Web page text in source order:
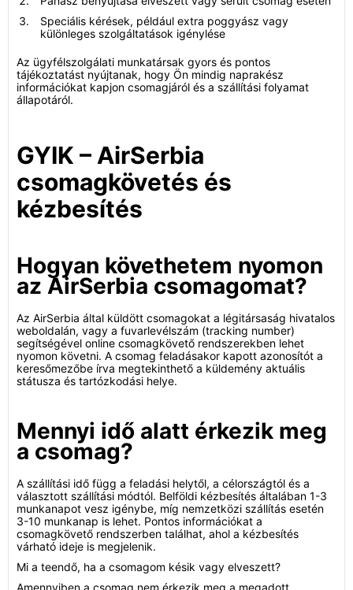
Speciális kérések, például extra poggyász vagy
különleges szolgáltatások igénylése
Az ügyfélszolgálati munkatársak gyors és pontos
tájékoztatást nyújtanak, hogy Ön mindig naprakész
információkat kapjon csomagjáról és a szállítási folyamat
állapotáról.
GYIK – AirSerbia
csomagkövetés és
kézbesítés
Hogyan követhetem nyomon
az AirSerbia csomagomat?
Az AirSerbia által küldött csomagokat a légitársaság hivatalos
weboldalán, vagy a fuvarlevélszám (tracking number)
segítségével online csomagkövető rendszerekben lehet
nyomon követni. A csomag feladásakor kapott azonosítót a
keresőmezőbe írva megtekinthető a küldemény aktuális
státusza és tartózkodási helye.
Mennyi idő alatt érkezik meg
a csomag?
A szállítási idő függ a feladási helytől, a célországtól és a
választott szállítási módtól. Belföldi kézbesítés általában 1-3
munkanapot vesz igénybe, míg nemzetközi szállítás esetén
3-10 munkanap is lehet. Pontos információkat a
csomagkövető rendszerben találhat, ahol a kézbesítés
várható ideje is megjelenik.
Mi a teendő, ha a csomagom késik vagy elveszett?
Amennyiben a csomag nem érkezik meg a megadott